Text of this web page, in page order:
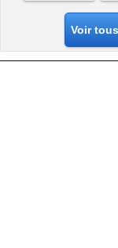
Voir